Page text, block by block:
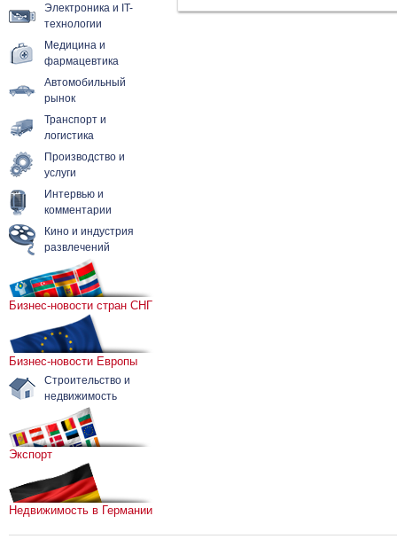
Электроника и IT-
технологии
Медицина и
фармацевтика
Автомобильный
рынок
Транспорт и
логистика
Производство и
услуги
Интервью и
комментарии
Кино и индустрия
развлечений
Бизнес-новости стран СНГ
Бизнес-новости Европы
Строительство и
недвижимость
Экспорт
Недвижимость в Германии